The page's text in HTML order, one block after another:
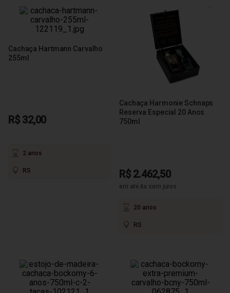
Cachaça Hartmann Carvalho
255ml
R$ 32,00
2 anos
RS
Cachaça Harmonie Schnaps
Reserva Especial 20 Anos
750ml
R$ 2.462,50
em até 6x sem juros
20 anos
RS